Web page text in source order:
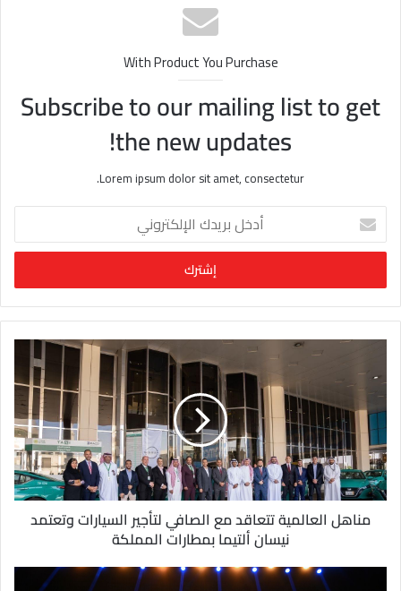
ب
With Product You Purchase
Subscribe to our mailing list to get
the new updates!
Lorem ipsum dolor sit amet, consectetur.
خ
ب
ر
ي
ا
ل
ل
ك
ت
ر
مناهل العالمية تتعاقد مع الصافي لتأجير السيارات وتعتمد
نيسان ألتيما بمطارات المملكة